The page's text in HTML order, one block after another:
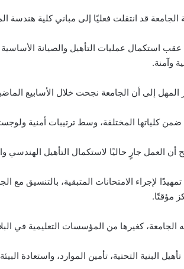
الجامعة قد انتقلت فعليًا إلى مباني كلية هندسة
استكمال عمليات التأهيل والصيانة
وآمنة.
المهل إلى أن الجامعة نجحت خلال الأسابيع الماضية
كلياتها المختلفة، وسط ترتيبات أمنية
أن العمل جارٍ حاليًا لاستكمال التأهيل الهندسي
لإجراء الامتحانات المتبقية، بالتنسيق
مؤقتًا.
الجامعة، كغيرها من المؤسسات التعليمية في
تأهيل البنية التحتية، تأمين الموارد، واستعادة